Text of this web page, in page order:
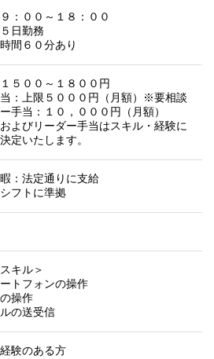
９：００～１８：００
日勤務
間６０分あり
５００～１８００円
：上限５０００円（月額）※要相談
手当：１０，０００円（月額）
よびリーダー手当はスキル・経験に
定いたします。
：法定通りに支給
フトに準拠
キル＞
ートフォンの操作
操作
ルの送受信
経験のある方